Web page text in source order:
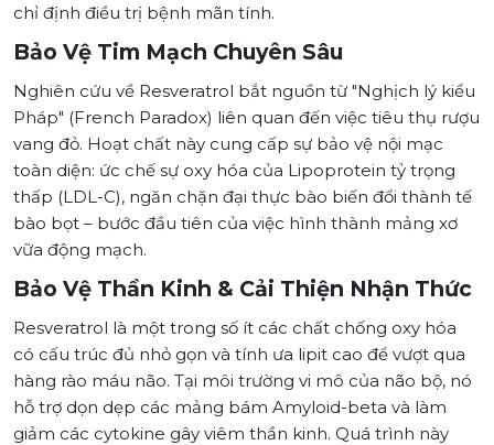
chỉ định điều trị bệnh mãn tính.
Bảo Vệ Tim Mạch Chuyên Sâu
Nghiên cứu về Resveratrol bắt nguồn từ "Nghịch lý kiểu
Pháp" (French Paradox) liên quan đến việc tiêu thụ rượu
vang đỏ. Hoạt chất này cung cấp sự bảo vệ nội mạc
toàn diện: ức chế sự oxy hóa của Lipoprotein tỷ trọng
thấp (LDL-C), ngăn chặn đại thực bào biến đổi thành tế
bào bọt – bước đầu tiên của việc hình thành mảng xơ
vữa động mạch.
Bảo Vệ Thần Kinh & Cải Thiện Nhận Thức
Resveratrol là một trong số ít các chất chống oxy hóa
có cấu trúc đủ nhỏ gọn và tính ưa lipit cao để vượt qua
hàng rào máu não. Tại môi trường vi mô của não bộ, nó
hỗ trợ dọn dẹp các mảng bám Amyloid-beta và làm
giảm các cytokine gây viêm thần kinh. Quá trình này